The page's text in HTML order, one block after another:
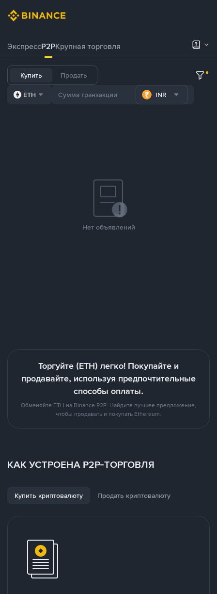
ЭкспрессP2PКрупная торговля
Купить Продать
ETH INR
Нет объявлений
Торгуйте (ETH) легко! Покупайте и
продавайте, используя предпочтительные
способы оплаты.
Обменяйте ETH на Binance P2P. Найдите лучшее предложение,
чтобы продавать и покупать Ethereum.
КАК УСТРОЕНА P2P-ТОРГОВЛЯ
Купить криптовалюту Продать криптовалюту